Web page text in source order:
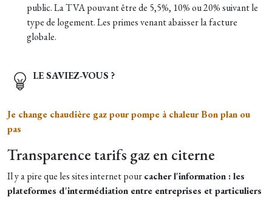
public. La TVA pouvant être de 5,5%, 10% ou 20% suivant le
type de logement. Les primes venant abaisser la facture
globale.
LE SAVIEZ-VOUS ?
Je change chaudière gaz pour pompe à chaleur Bon plan ou
pas
Transparence tarifs gaz en citerne
Il y a pire que les sites internet pourcacher l'information : les
plateformes d'intermédiation entre entreprises et particuliers